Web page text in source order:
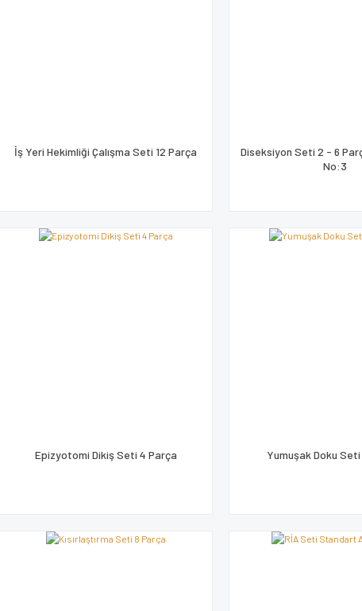
İş Yeri Hekimliği Çalışma Seti 12 Parça
Diseksiyon Seti 2 - 6
No:3
Epizyotomi Dikiş Seti 4 Parça Yumuşak Doku Seti